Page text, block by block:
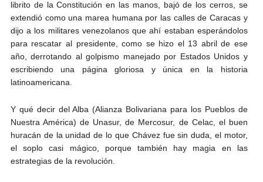
librito de la Constitución en las manos, bajó de los cerros, se
extendió como una marea humana por las calles de Caracas y
dijo a los militares venezolanos que ahí estaban esperándolos
para rescatar al presidente, como se hizo el 13 abril de ese
año, derrotando al golpismo manejado por Estados Unidos y
escribiendo una página gloriosa y única en la historia
latinoamericana.
Y qué decir del Alba (Alianza Bolivariana para los Pueblos de
Nuestra América) de Unasur, de Mercosur, de Celac, el buen
huracán de la unidad de lo que Chávez fue sin duda, el motor,
el soplo casi mágico, porque también hay magia en las
estrategias de la revolución.